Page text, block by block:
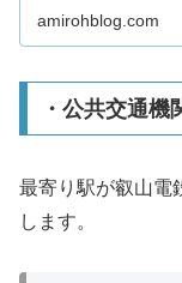
amirohblog.com
・公共交通機
最寄り駅が叡山電
します。